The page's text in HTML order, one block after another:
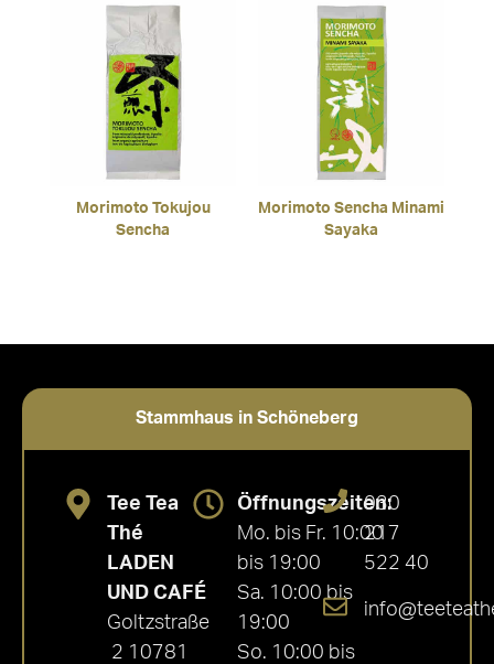
Morimoto Tokujou
Sencha
Morimoto Sencha Minami
Sayaka
Stammhaus in Schöneberg
Tee Tea
Thé
LADEN
UND CAFÉ
Goltzstraße
2 10781
Öffnungszeiten:
Mo. bis Fr. 10:00
bis 19:00
Sa. 10:00 bis
19:00
So. 10:00 bis
030
217
522 40